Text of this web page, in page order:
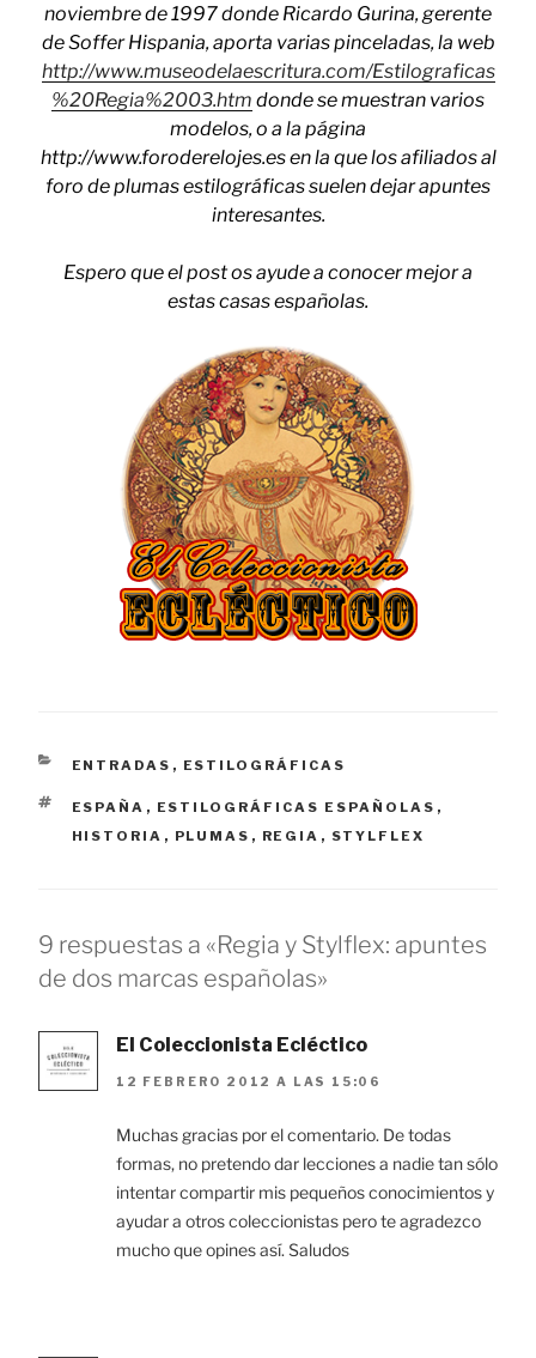
noviembre de 1997 donde Ricardo Gurina, gerente
de Soffer Hispania, aporta varias pinceladas, la web
http://www.museodelaescritura.com/Estilograficas
%20Regia%2003.htm donde se muestran varios
modelos, o a la página
http://www.foroderelojes.es en la que los afiliados al
foro de plumas estilográficas suelen dejar apuntes
interesantes.
Espero que el post os ayude a conocer mejor a
estas casas españolas.
CATEGORÍAS
ENTRADAS , ESTILOGRÁFICAS
ETIQUETAS
ESPAÑA , ESTILOGRÁFICAS ESPAÑOLAS ,
HISTORIA , PLUMAS , REGIA , STYLFLEX
9 respuestas a «Regia y Stylflex: apuntes
de dos marcas españolas»
El Coleccionista Ecléctico
12 FEBRERO 2012 A LAS 15:06
Muchas gracias por el comentario. De todas
formas, no pretendo dar lecciones a nadie tan sólo
intentar compartir mis pequeños conocimientos y
ayudar a otros coleccionistas pero te agradezco
mucho que opines así. Saludos